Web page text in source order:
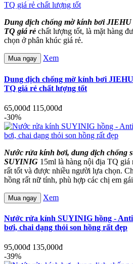
Dung dịch chống mờ kính bơi
TQ giá rẻ chất lượng tốt, là mặt hàng
chọn ở phân khúc giá rẻ.
Mua ngay Xem
Dung dịch chống mờ kính bơi
TQ giá rẻ chất lượng tốt
65,000đ 115,000đ
-30%
Nước rửa kính bơi, dung dịch chống
SUYINIG 15ml là hàng nội địa TQ
rất tốt và được nhiều người lựa chọn.
hồng rất nữ tính, phù hợp các chị em
Mua ngay Xem
Nước rửa kính SUYINIG hồng -
bơi, chai dạng thỏi son hồng rất đẹp
95,000đ 135,000đ
-39%